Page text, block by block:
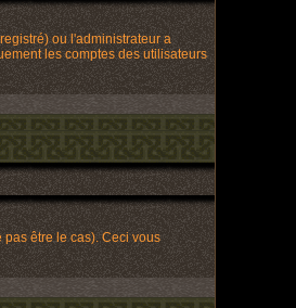
ou l'administrateur a
les comptes des utilisateurs
être le cas). Ceci vous